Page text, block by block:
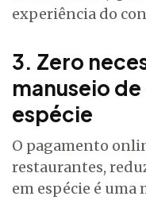
experiência do
3. Zero
manuseio
espécie
O pagamento
restaurantes,
em espécie é uma